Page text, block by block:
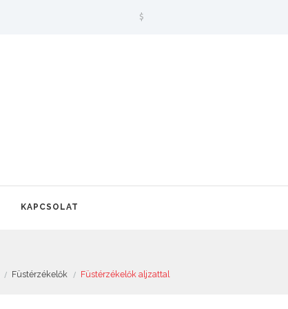
$
KAPCSOLAT
Füstérzékelők Füstérzékelők aljzattal